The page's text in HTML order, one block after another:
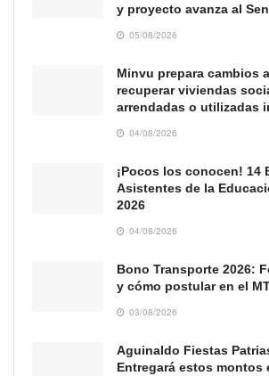
y proyecto avanza al
05/08/2026
Minvu prepara cambios
recuperar viviendas
arrendadas o utilizadas
04/08/2026
¡Pocos los conocen! 14
Asistentes de la
2026
04/08/2026
Bono Transporte 2026:
y cómo postular en el
03/08/2026
Aguinaldo Fiestas
Entregará estos montos